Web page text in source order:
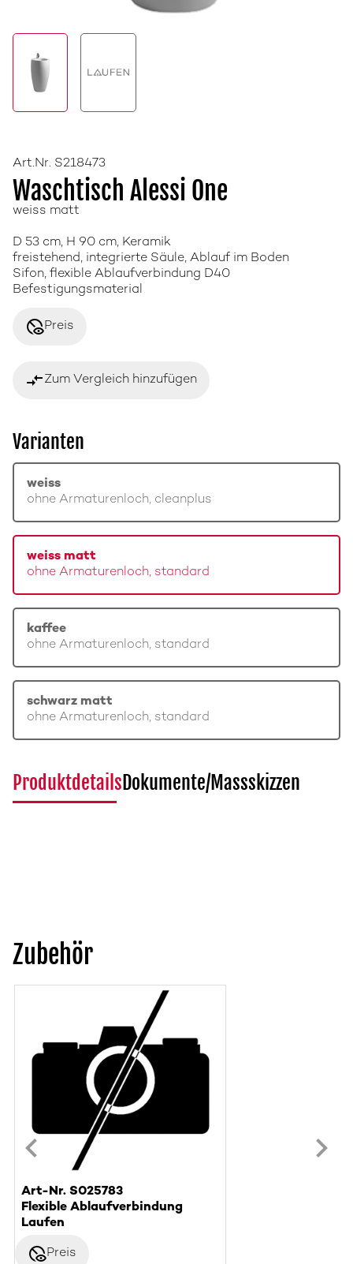
Art.Nr. S218473
Waschtisch Alessi One
weiss matt
D 53 cm, H 90 cm, Keramik
freistehend, integrierte Säule, Ablauf im Boden
Sifon, flexible Ablaufverbindung D40
Befestigungsmaterial
disabled_visiblePreis
compare_arrowsZum Vergleich hinzufügen
Varianten
weiss
ohne Armaturenloch, cleanplus
weiss matt
ohne Armaturenloch, standard
kaffee
ohne Armaturenloch, standard
schwarz matt
ohne Armaturenloch, standard
ProduktdetailsDokumente/Massskizzen
Zubehör
Art-Nr. S025783
Flexible Ablaufverbindung
Laufen
disabled_visiblePreis